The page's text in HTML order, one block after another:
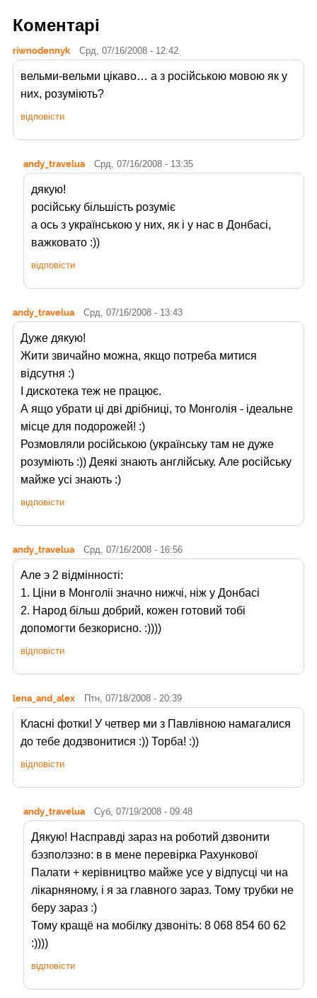
Коментарі
riwnodennyk Срд, 07/16/2008 - 12:42
вельми-вельми цікаво… а з російською мовою як у
них, розуміють?
відповісти
andy_travelua Срд, 07/16/2008 - 13:35
дякую!
російську більшість розуміє
а ось з українською у них, як і у нас в Донбасі,
важковато :))
відповісти
andy_travelua Срд, 07/16/2008 - 13:43
Дуже дякую!
Жити звичайно можна, якщо потреба митися
відсутня :)
І дискотека теж не працює.
А ящо убрати ці дві дрібниці, то Монголія - ідеальне
місце для подорожей! :)
Розмовляли російською (українську там не дуже
розуміють :)) Деякі знають англійську. Але російську
майже усі знають :)
відповісти
andy_travelua Срд, 07/16/2008 - 16:56
Але э 2 відмінності:
1. Ціни в Монголіі значно нижчі, ніж у Донбасі
2. Народ більш добрий, кожен готовий тобі
допомогти безкорисно. :))))
відповісти
lena_and_alex Птн, 07/18/2008 - 20:39
Класні фотки! У четвер ми з Павлівною намагалися
до тебе додзвонитися :)) Торба! :))
відповісти
andy_travelua Суб, 07/19/2008 - 09:48
Дякую! Насправді зараз на роботий дзвонити
бэзполэзно: в в мене перевірка Рахункової
Палати + керівництво майже усе у відпусці чи на
лікарняному, і я за главного зараз. Тому трубки не
беру зараз :)
Тому кращё на мобілку дзвоніть: 8 068 854 60 62
:))))
відповісти